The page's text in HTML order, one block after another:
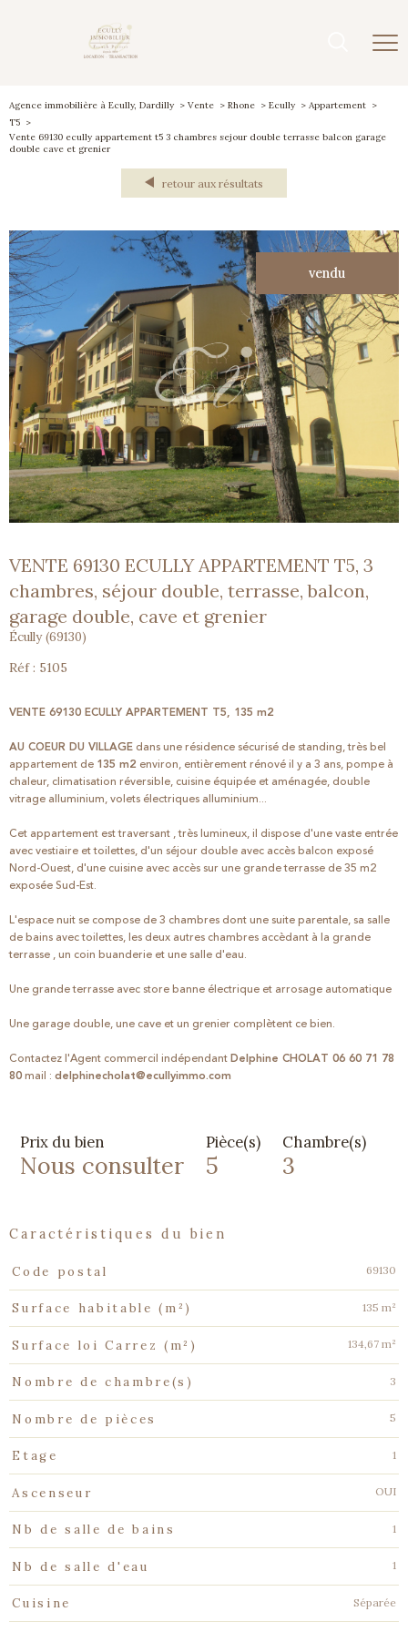
Agence immobilière à Ecully, Dardilly Vente Rhone Ecully
Appartement
T5
Vente 69130 ecully appartement t5 3 chambres sejour double terrasse balcon garage
double cave et grenier
retour aux résultats
vendu
VENTE 69130 ECULLY APPARTEMENT T5, 3
chambres, séjour double, terrasse, balcon,
garage double, cave et grenier
Écully (69130)
Réf : 5105
VENTE 69130 ECULLY APPARTEMENT T5, 135 m2
AU COEUR DU VILLAGE dans une résidence sécurisé de standing, très bel
appartement de 135 m2 environ, entièrement rénové il y a 3 ans, pompe à
chaleur, climatisation réversible, cuisine équipée et aménagée, double
vitrage alluminium, volets électriques alluminium...
Cet appartement est traversant , très lumineux, il dispose d'une vaste entrée
avec vestiaire et toilettes, d'un séjour double avec accès balcon exposé
Nord-Ouest, d'une cuisine avec accès sur une grande terrasse de 35 m2
exposée Sud-Est.
L'espace nuit se compose de 3 chambres dont une suite parentale, sa salle
de bains avec toilettes, les deux autres chambres accèdant à la grande
terrasse , un coin buanderie et une salle d'eau.
Une grande terrasse avec store banne électrique et arrosage automatique
Une garage double, une cave et un grenier complètent ce bien.
Contactez l'Agent commercil indépendantDelphine CHOLAT 06 60 71 78
80mail : delphinecholat@ecullyimmo.com
Prix du bien
Nous consulter
Pièce(s)
5
Chambre(s)
3
caractéristiques du bien
Caractéristiques Valeurs
Code postal 69130
Surface habitable (m²) 135 m²
Surface loi Carrez (m²) 134,67 m²
Nombre de chambre(s) 3
Nombre de pièces 5
Etage 1
Ascenseur OUI
Nb de salle de bains 1
Nb de salle d'eau 1
Cuisine Séparée